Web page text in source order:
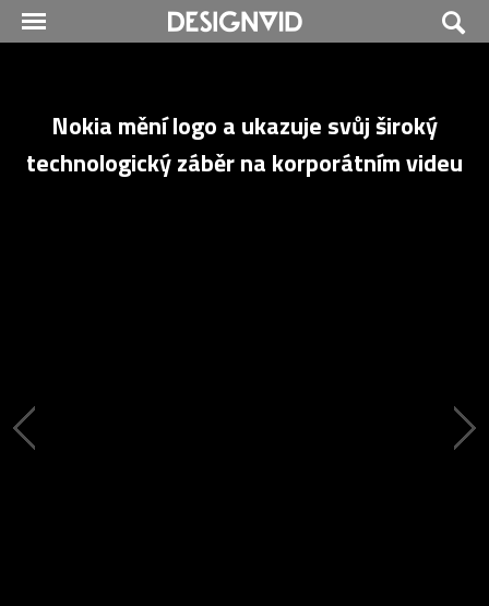
Nokia mění logo a ukazuje svůj široký
technologický záběr na korporátním videu